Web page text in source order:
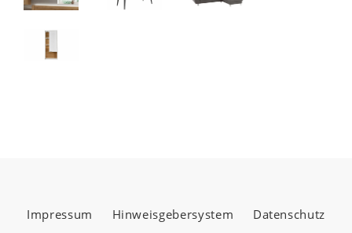
Impressum Hinweisgebersystem Datenschutz